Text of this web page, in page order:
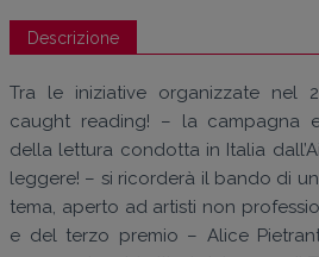
Descrizione
Tra le iniziative organizzate nel
caught reading! – la campagna
della lettura condotta in Italia
leggere! – si ricorderà il bando di
tema, aperto ad artisti non
e del terzo premio – Alice